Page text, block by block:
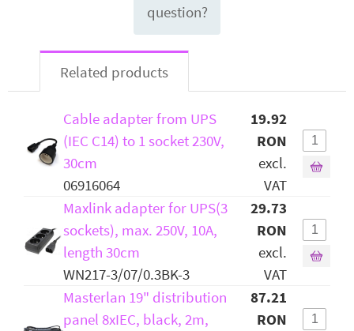
question?
Related products
Cable adapter from UPS
(IEC C14) to 1 socket 230V,
30cm
06916064
19.92
RON
excl.
VAT
Maxlink adapter for UPS(3
sockets), max. 250V, 10A,
length 30cm
WN217-3/07/0.3BK-3
29.73
RON
excl.
VAT
Masterlan 19" distribution
panel 8xIEC, black, 2m,
87.21
RON